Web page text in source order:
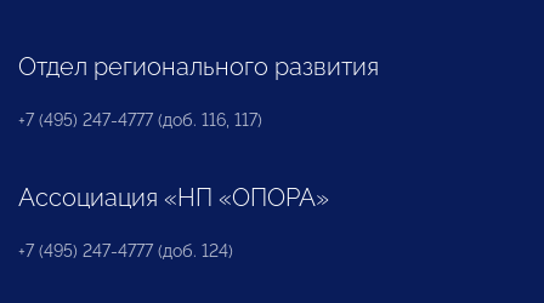
Отдел регионального развития
+7 (495) 247-4777 (доб. 116, 117)
Ассоциация «НП «ОПОРА»
+7 (495) 247-4777 (доб. 124)